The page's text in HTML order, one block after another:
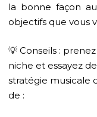
la bonne façon
objectifs que vous
💡 Conseils :
niche et essayez
stratégie musicale
de :